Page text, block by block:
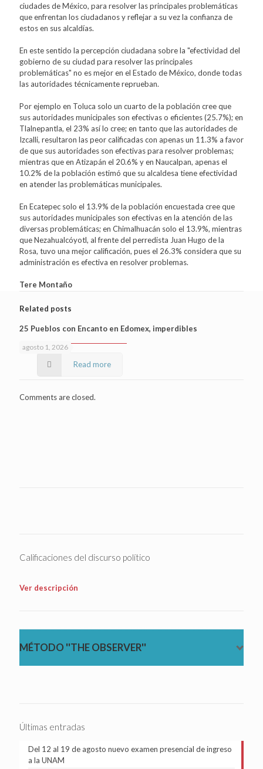
ciudades de México, para resolver las principales problemáticas
que enfrentan los ciudadanos y reflejar a su vez la confianza de
estos en sus alcaldías.
En este sentido la percepción ciudadana sobre la "efectividad del
gobierno de su ciudad para resolver las principales
problemáticas" no es mejor en el Estado de México, donde todas
las autoridades técnicamente reprueban.
Por ejemplo en Toluca solo un cuarto de la población cree que
sus autoridades municipales son efectivas o eficientes (25.7%); en
Tlalnepantla, el 23% así lo cree; en tanto que las autoridades de
Izcalli, resultaron las peor calificadas con apenas un 11.3% a favor
de que sus autoridades son efectivas para resolver problemas;
mientras que en Atizapán el 20.6% y en Naucalpan, apenas el
10.2% de la población estimó que su alcaldesa tiene efectividad
en atender las problemáticas municipales.
En Ecatepec solo el 13.9% de la población encuestada cree que
sus autoridades municipales son efectivas en la atención de las
diversas problemáticas; en Chimalhuacán solo el 13.9%, mientras
que Nezahualcóyotl, al frente del perredista Juan Hugo de la
Rosa, tuvo una mejor calificación, pues el 26.3% considera que su
administración es efectiva en resolver problemas.
Tere Montaño
Related posts
agosto 1, 2026
25 Pueblos con Encanto en Edomex, imperdibles
Read more
Comments are closed.
Calificaciones del discurso político
Ver descripción
MÉTODO ''THE OBSERVER''
Últimas entradas
Del 12 al 19 de agosto nuevo examen presencial de ingreso
a la UNAM